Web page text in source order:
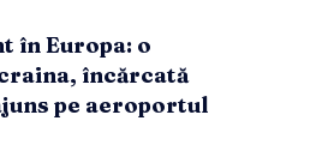
în Europa: o
încărcată
pe aeroportul